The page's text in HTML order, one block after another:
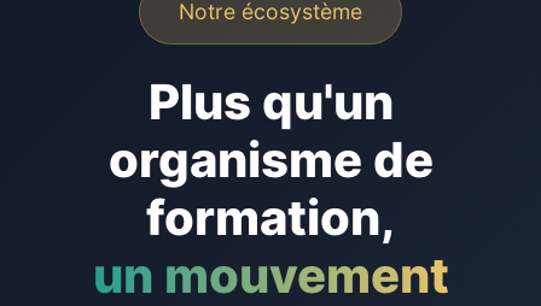
Notre écosystème
Plus qu'un
organisme de
formation,
un mouvement